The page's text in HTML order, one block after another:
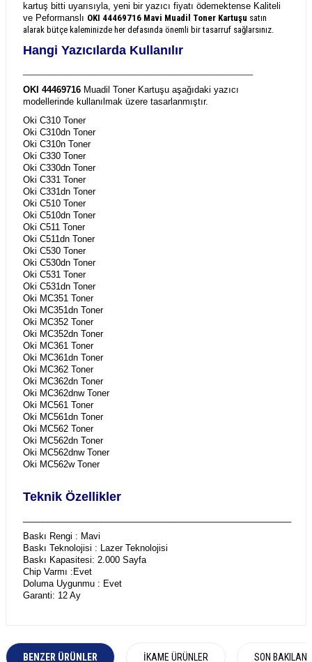
kartuş bitti uyarısıyla, yeni bir yazıcı fiyatı ödemektense Kaliteli
ve Peformanslı OKI 44469716 Mavi Muadil Toner Kartuşu satın
alarak bütçe kaleminizde her defasında önemli bir tasarruf sağlarsınız.
Hangi Yazıcılarda Kullanılır
OKI 44469716 Muadil Toner Kartuşu aşağıdaki yazıcı
modellerinde kullanılmak üzere tasarlanmıştır.
Oki C310 Toner
Oki C310dn Toner
Oki C310n Toner
Oki C330 Toner
Oki C330dn Toner
Oki C331 Toner
Oki C331dn Toner
Oki C510 Toner
Oki C510dn Toner
Oki C511 Toner
Oki C511dn Toner
Oki C530 Toner
Oki C530dn Toner
Oki C531 Toner
Oki C531dn Toner
Oki MC351 Toner
Oki MC351dn Toner
Oki MC352 Toner
Oki MC352dn Toner
Oki MC361 Toner
Oki MC361dn Toner
Oki MC362 Toner
Oki MC362dn Toner
Oki MC362dnw Toner
Oki MC561 Toner
Oki MC561dn Toner
Oki MC562 Toner
Oki MC562dn Toner
Oki MC562dnw Toner
Oki MC562w Toner
Teknik Özellikler
Baskı Rengi : Mavi
Baskı Teknolojisi : Lazer Teknolojisi
Baskı Kapasitesi: 2.000 Sayfa
Chip Varmı :Evet
Doluma Uygunmu : Evet
Garanti: 12 Ay
BENZER ÜRÜNLER İKAME ÜRÜNLER SON